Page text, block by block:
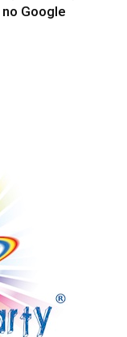
Google